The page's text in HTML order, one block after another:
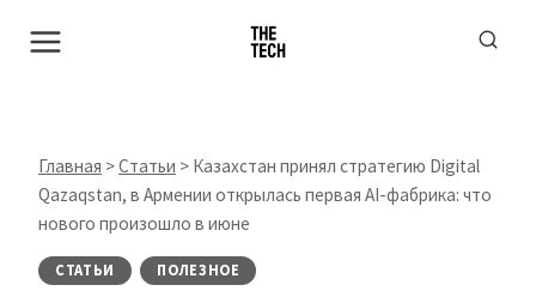
Главная >Статьи > Казахстан принял стратегию Digital
Qazaqstan, в Армении открылась первая AI-фабрика: что
нового произошло в июне
СТАТЬИ ПОЛЕЗНОЕ